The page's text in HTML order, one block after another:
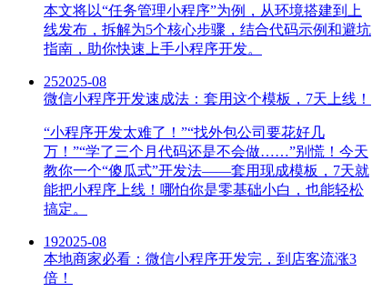
本文将以“任务管理小程序”为例，从环境搭建到上
线发布，拆解为5个核心步骤，结合代码示例和避坑
指南，助你快速上手小程序开发。
252025-08
微信小程序开发速成法：套用这个模板，7天上线！
“小程序开发太难了！”“找外包公司要花好几
万！”“学了三个月代码还是不会做……”别慌！今天
教你一个“傻瓜式”开发法——套用现成模板，7天就
能把小程序上线！哪怕你是零基础小白，也能轻松
搞定。
192025-08
本地商家必看：微信小程序开发完，到店客流涨3
倍！